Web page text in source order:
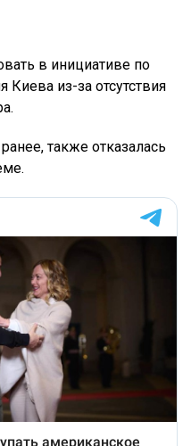
в инициативе по
из-за отсутствия
также отказалась